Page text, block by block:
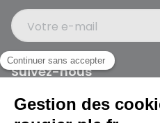
Votre e-mail
Suivez-nous